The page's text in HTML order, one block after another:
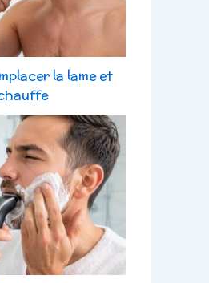
la lame et